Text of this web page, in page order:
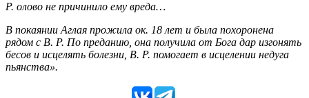
Р. олово не причинило ему вреда…
В покаянии Аглая прожила ок. 18 лет и была похоронена
рядом с В. Р. По преданию, она получила от Бога дар изгонять
бесов и исцелять болезни, В. Р. помогает в исцелении недуга
пьянства».